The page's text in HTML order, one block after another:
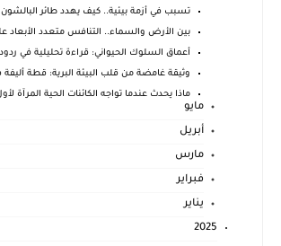
تسبب في أزمة بيئية.. كيف يهدد طائر البالشون
بين الأرض والسماء.. التنافس متعدد الأبعاد
أعماق السلوك الحيواني: قراءة تحليلية في
وثيقة غامضة من قلب البيئة البرية: قطة
ماذا يحدث عندما تواجه الكائنات الحية المرآة
مايو
أبريل
مارس
فبراير
يناير
2025